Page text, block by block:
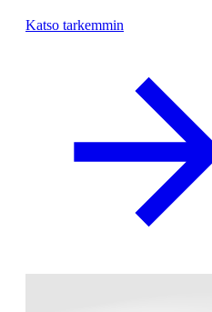
Katso tarkemmin